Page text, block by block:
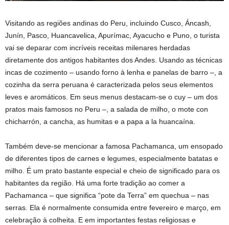
Visitando as regiões andinas do Peru, incluindo Cusco, Áncash,
Junín, Pasco, Huancavelica, Apurímac, Ayacucho e Puno, o turista
vai se deparar com incríveis receitas milenares herdadas
diretamente dos antigos habitantes dos Andes. Usando as técnicas
incas de cozimento – usando forno à lenha e panelas de barro –, a
cozinha da serra peruana é caracterizada pelos seus elementos
leves e aromáticos. Em seus menus destacam-se o cuy – um dos
pratos mais famosos no Peru –, a salada de milho, o mote con
chicharrón, a cancha, as humitas e a papa a la huancaína.
Também deve-se mencionar a famosa Pachamanca, um ensopado
de diferentes tipos de carnes e legumes, especialmente batatas e
milho. É um prato bastante especial e cheio de significado para os
habitantes da região. Há uma forte tradição ao comer a
Pachamanca – que significa “pote da Terra” em quechua – nas
serras. Ela é normalmente consumida entre fevereiro e março, em
celebração à colheita. E em importantes festas religiosas e